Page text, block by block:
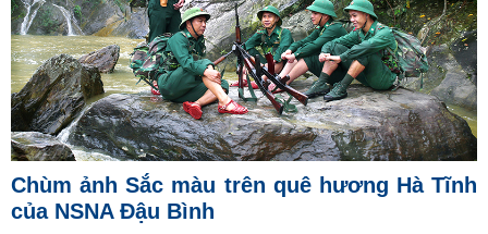
Chùm ảnh Sắc màu trên quê hương Hà Tĩnh
của NSNA Đậu Bình